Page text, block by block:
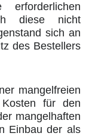
erforderlichen
diese nicht
sich an
des Bestellers
mangelfreien
für den
mangelhaften
Einbau der als